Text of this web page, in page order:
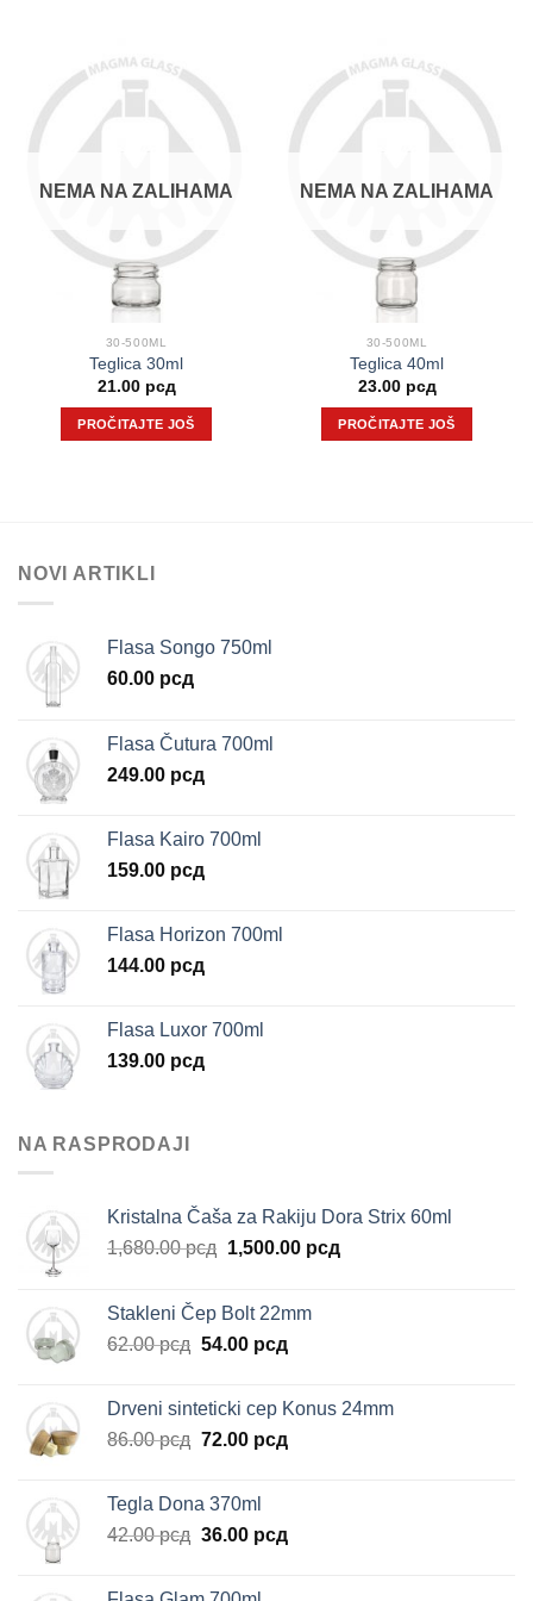
NEMA NA ZALIHAMA
30-500ML
Teglica 30ml
21.00 рсд
PROČITAJTE JOŠ
NEMA NA ZALIHAMA
30-500ML
Teglica 40ml
23.00 рсд
PROČITAJTE JOŠ
NOVI ARTIKLI
Flasa Songo 750ml
60.00 рсд
Flasa Čutura 700ml
249.00 рсд
Flasa Kairo 700ml
159.00 рсд
Flasa Horizon 700ml
144.00 рсд
Flasa Luxor 700ml
139.00 рсд
NA RASPRODAJI
Kristalna Čaša za Rakiju Dora Strix 60ml
1,680.00рсд Originalna
bila:
1,680.00 рсд.
1,500.00 рсдTrenutna
Stakleni Čep Bolt 22mm
62.00рсд Originalna
bila:
62.00 рсд.
54.00 рсдTrenutna
54.00 рсд.
Drveni sinteticki cep Konus 24mm
86.00рсд Originalna
bila:
86.00 рсд.
72.00 рсдTrenutna
Tegla Dona 370ml
42.00рсд Originalna
36.00 рсдTrenutna